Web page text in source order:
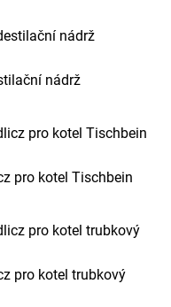
nádrž
pro kotel Tischbein
pro kotel trubkový